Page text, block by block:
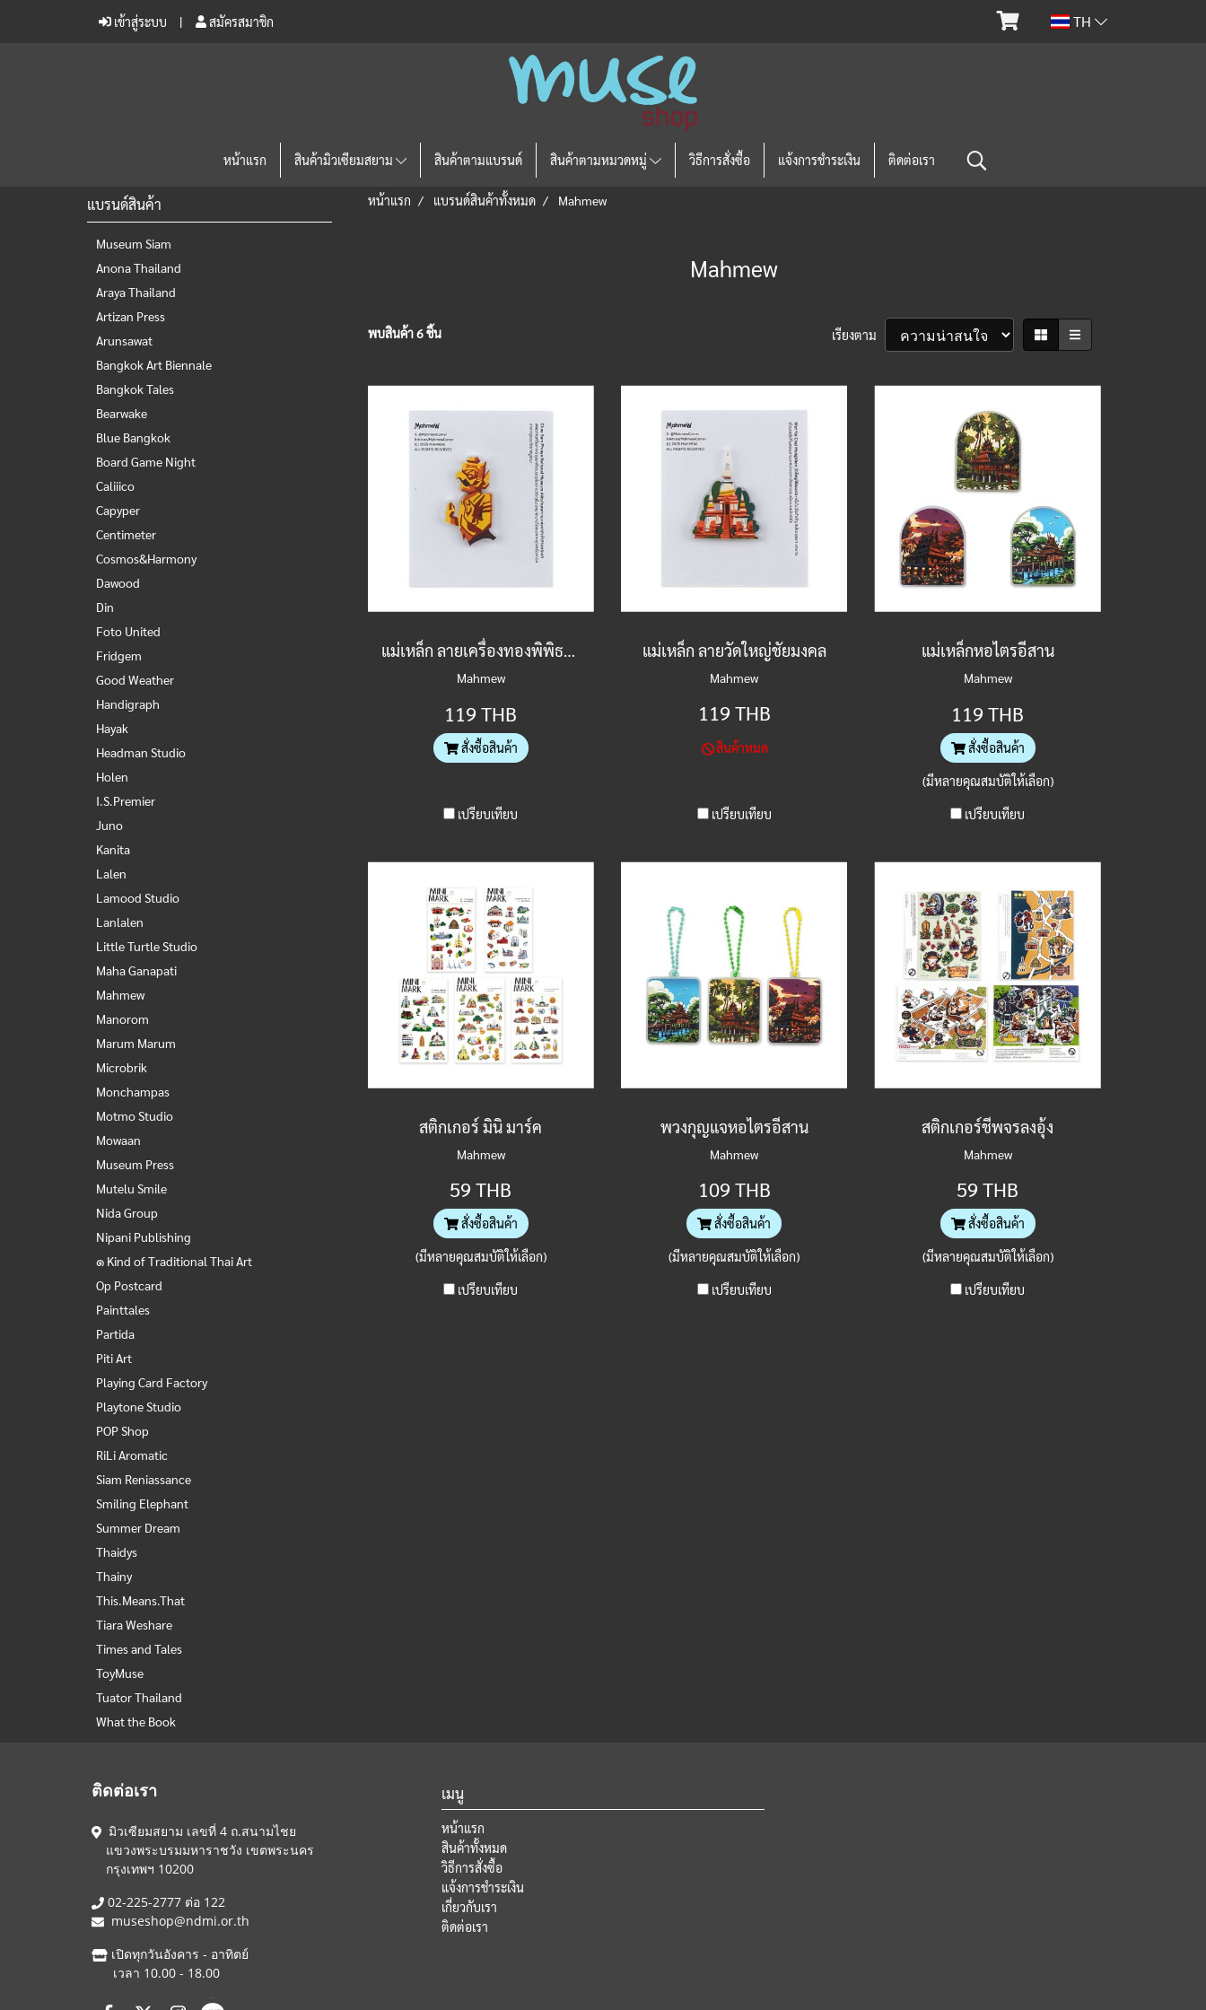
เข้าสู่ระบบ สมัครสมาชิก TH
หน้าแรก สินค้ามิวเซียมสยาม สินค้าตามแบรนด์ สินค้าตามหมวดหมู่ วิธีการสั่งซื้อ แจ้งการชำระเงิน ติดต่อเรา
หน้าแรก แบรนด์สินค้าทั้งหมด Mahmew
Mahmew
พบสินค้า 6 ชิ้น เรียงตาม
แม่เหล็ก ลายเครื่องทองพิพิธภัณฑ์เจ้าสามพระยา
Mahmew
119 THB
สั่งซื้อสินค้า
เปรียบเทียบ
แม่เหล็ก ลายวัดใหญ่ชัยมงคล
Mahmew
119 THB
สินค้าหมด
เปรียบเทียบ
แม่เหล็กหอไตรอีสาน
Mahmew
119 THB
สั่งซื้อสินค้า
(มีหลายคุณสมบัติให้เลือก)
เปรียบเทียบ
สติกเกอร์ มินิ มาร์ค
Mahmew
59 THB
สั่งซื้อสินค้า
(มีหลายคุณสมบัติให้เลือก)
เปรียบเทียบ
พวงกุญแจหอไตรอีสาน
Mahmew
109 THB
สั่งซื้อสินค้า
(มีหลายคุณสมบัติให้เลือก)
เปรียบเทียบ
สติกเกอร์ชีพจรลงอุ้ง
Mahmew
59 THB
สั่งซื้อสินค้า
(มีหลายคุณสมบัติให้เลือก)
เปรียบเทียบ
แบรนด์สินค้า
Museum Siam
Anona Thailand
Araya Thailand
Artizan Press
Arunsawat
Bangkok Art Biennale
Bangkok Tales
Bearwake
Blue Bangkok
Board Game Night
Caliiico
Capyper
Centimeter
Cosmos&Harmony
Dawood
Din
Foto United
Fridgem
Good Weather
Handigraph
Hayak
Headman Studio
Holen
I.S.Premier
Juno
Kanita
Lalen
Lamood Studio
Lanlalen
Little Turtle Studio
Maha Ganapati
Mahmew
Manorom
Marum Marum
Microbrik
Monchampas
Motmo Studio
Mowaan
Museum Press
Mutelu Smile
Nida Group
Nipani Publishing
๑ Kind of Traditional Thai Art
Op Postcard
Painttales
Partida
Piti Art
Playing Card Factory
Playtone Studio
POP Shop
RiLi Aromatic
Siam Reniassance
Smiling Elephant
Summer Dream
Thaidys
Thainy
This.Means.That
Tiara Weshare
Times and Tales
ToyMuse
Tuator Thailand
What the Book
ติดต่อเรา
มิวเซียมสยาม เลขที่ 4 ถ.สนามไชย
แขวงพระบรมมหาราชวัง เขตพระนคร
กรุงเทพฯ 10200
02-225-2777 ต่อ 122
museshop@ndmi.or.th
เปิดทุกวันอังคาร - อาทิตย์
เวลา 10.00 - 18.00
เมนู
หน้าแรก
สินค้าทั้งหมด
วิธีการสั่งซื้อ
แจ้งการชำระเงิน
เกี่ยวกับเรา
ติดต่อเรา